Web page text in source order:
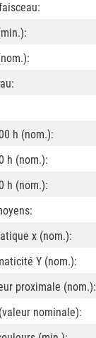
h (nom.):
h (nom.):
h (nom.):
x (nom.):
Y (nom.):
proximale (nom.):
nominale):